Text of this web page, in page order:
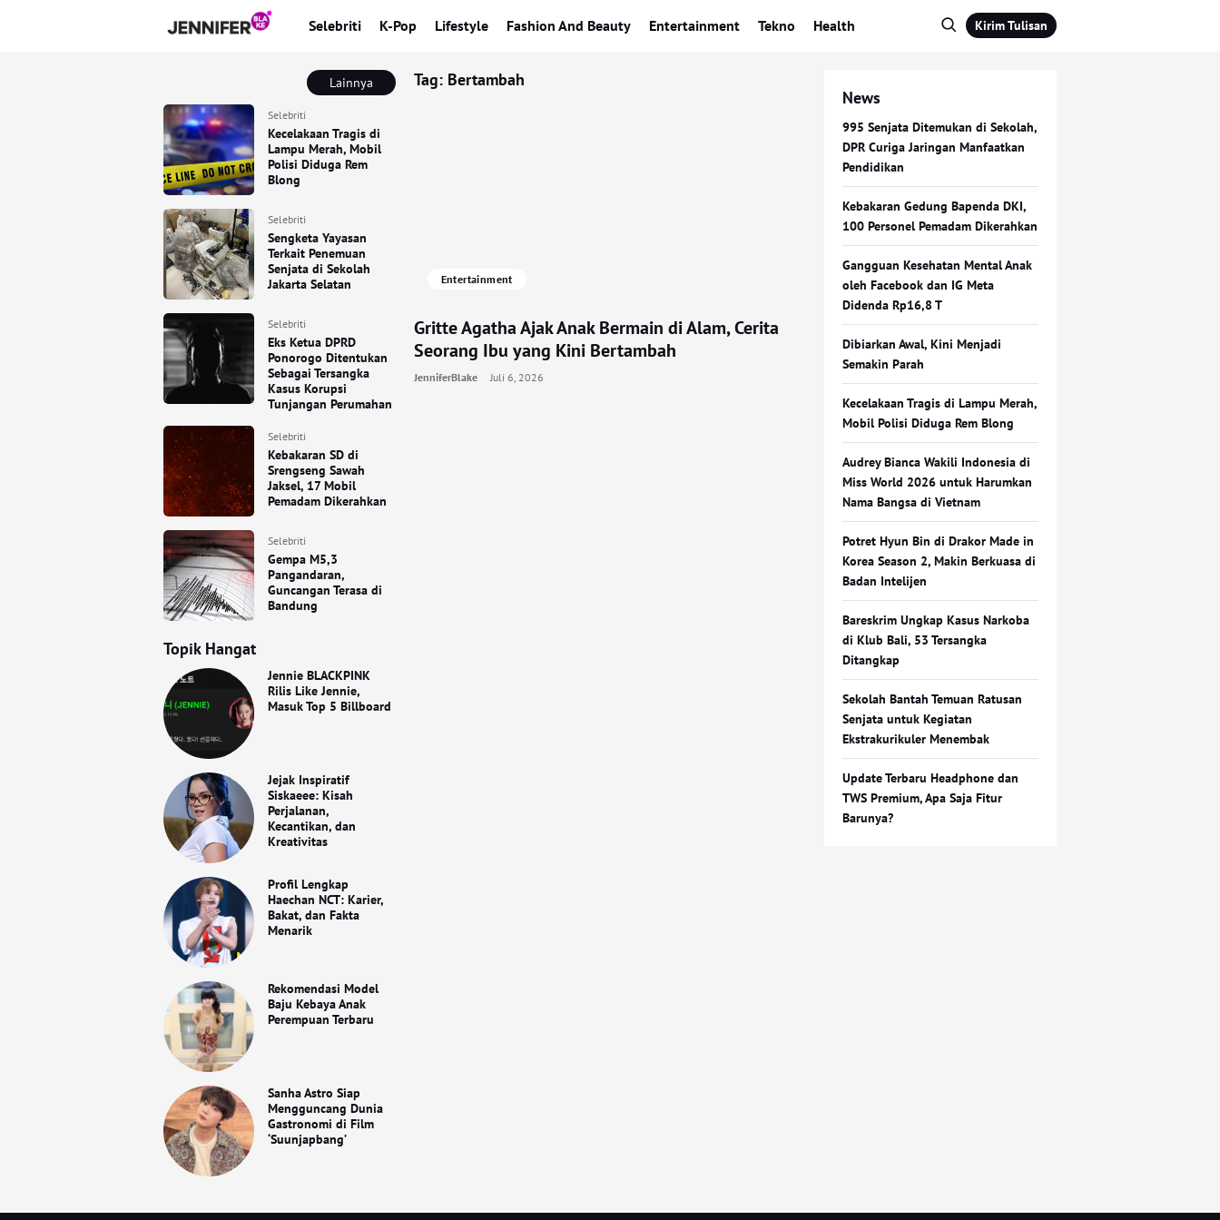
Selebriti K-Pop Lifestyle Fashion And Beauty Entertainment Tekno Health Kirim Tulisan
Lainnya
Selebriti
Kecelakaan Tragis di
Lampu Merah, Mobil
Polisi Diduga Rem
Blong
Selebriti
Sengketa Yayasan
Terkait Penemuan
Senjata di Sekolah
Jakarta Selatan
Selebriti
Eks Ketua DPRD
Ponorogo Ditentukan
Sebagai Tersangka
Kasus Korupsi
Tunjangan Perumahan
Selebriti
Kebakaran SD di
Srengseng Sawah
Jaksel, 17 Mobil
Pemadam Dikerahkan
Selebriti
Gempa M5,3
Pangandaran,
Guncangan Terasa di
Bandung
Topik Hangat
Jennie BLACKPINK
Rilis Like Jennie,
Masuk Top 5 Billboard
Jejak Inspiratif
Siskaeee: Kisah
Perjalanan,
Kecantikan, dan
Kreativitas
Profil Lengkap
Haechan NCT: Karier,
Bakat, dan Fakta
Menarik
Rekomendasi Model
Baju Kebaya Anak
Perempuan Terbaru
Sanha Astro Siap
Mengguncang Dunia
Gastronomi di Film
‘Suunjapbang’
Tag: Bertambah
Entertainment
Gritte Agatha Ajak Anak Bermain di Alam, Cerita
Seorang Ibu yang Kini Bertambah
JenniferBlake Juli 6, 2026
News
995 Senjata Ditemukan di Sekolah,
DPR Curiga Jaringan Manfaatkan
Pendidikan
Kebakaran Gedung Bapenda DKI,
100 Personel Pemadam Dikerahkan
Gangguan Kesehatan Mental Anak
oleh Facebook dan IG Meta
Didenda Rp16,8 T
Dibiarkan Awal, Kini Menjadi
Semakin Parah
Kecelakaan Tragis di Lampu Merah,
Mobil Polisi Diduga Rem Blong
Audrey Bianca Wakili Indonesia di
Miss World 2026 untuk Harumkan
Nama Bangsa di Vietnam
Potret Hyun Bin di Drakor Made in
Korea Season 2, Makin Berkuasa di
Badan Intelijen
Bareskrim Ungkap Kasus Narkoba
di Klub Bali, 53 Tersangka
Ditangkap
Sekolah Bantah Temuan Ratusan
Senjata untuk Kegiatan
Ekstrakurikuler Menembak
Update Terbaru Headphone dan
TWS Premium, Apa Saja Fitur
Barunya?